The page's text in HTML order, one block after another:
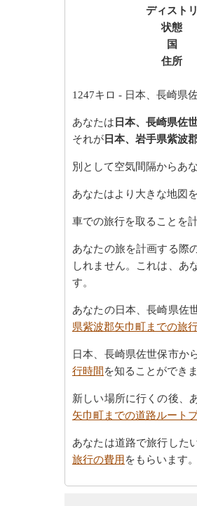
ディストリ
状態
国
住所
1247キロ - 日本、長崎県
あなたは 日本、長崎県佐
それが 日本、岩手県紫波
別として空気間隔からあ
あなたはより大きな地図
車での旅行を取ることを
あなたの旅を計画する際
しれません。これは、あ
す。
あなたの日本、長崎県佐
県紫波郡矢巾町までの旅
日本、長崎県佐世保市か
行時間を知ることができま
新しい場所に行くの後、
矢巾町までの道路ルート
あなたは道路で旅行した
旅行の費用をもらいます。